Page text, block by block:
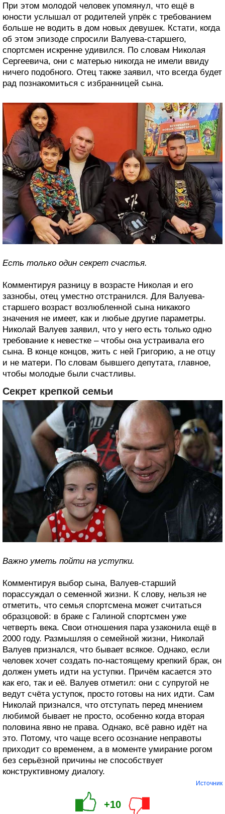
При этом молодой человек упомянул, что ещё в
юности услышал от родителей упрёк с требованием
больше не водить в дом новых девушек. Кстати, когда
об этом эпизоде спросили Валуева-старшего,
спортсмен искренне удивился. По словам Николая
Сергеевича, они с матерью никогда не имели ввиду
ничего подобного. Отец также заявил, что всегда будет
рад познакомиться с избранницей сына.
Есть только один секрет счастья.
Комментируя разницу в возрасте Николая и его
зазнобы, отец уместно отстранился. Для Валуева-
старшего возраст возлюбленной сына никакого
значения не имеет, как и любые другие параметры.
Николай Валуев заявил, что у него есть только одно
требование к невестке – чтобы она устраивала его
сына. В конце концов, жить с ней Григорию, а не отцу
и не матери. По словам бывшего депутата, главное,
чтобы молодые были счастливы.
Секрет крепкой семьи
Важно уметь пойти на уступки.
Комментируя выбор сына, Валуев-старший
порассуждал о семенной жизни. К слову, нельзя не
отметить, что семья спортсмена может считаться
образцовой: в браке с Галиной спортсмен уже
четверть века. Свои отношения пара узаконила ещё в
2000 году. Размышляя о семейной жизни, Николай
Валуев признался, что бывает всякое. Однако, если
человек хочет создать по-настоящему крепкий брак, он
должен уметь идти на уступки. Причём касается это
как его, так и её. Валуев отметил: они с супругой не
ведут счёта уступок, просто готовы на них идти. Сам
Николай признался, что отступать перед мнением
любимой бывает не просто, особенно когда вторая
половина явно не права. Однако, всё равно идёт на
это. Потому, что чаще всего осознание неправоты
приходит со временем, а в моменте умирание рогом
без серьёзной причины не способствует
конструктивному диалогу.
Источник
+10